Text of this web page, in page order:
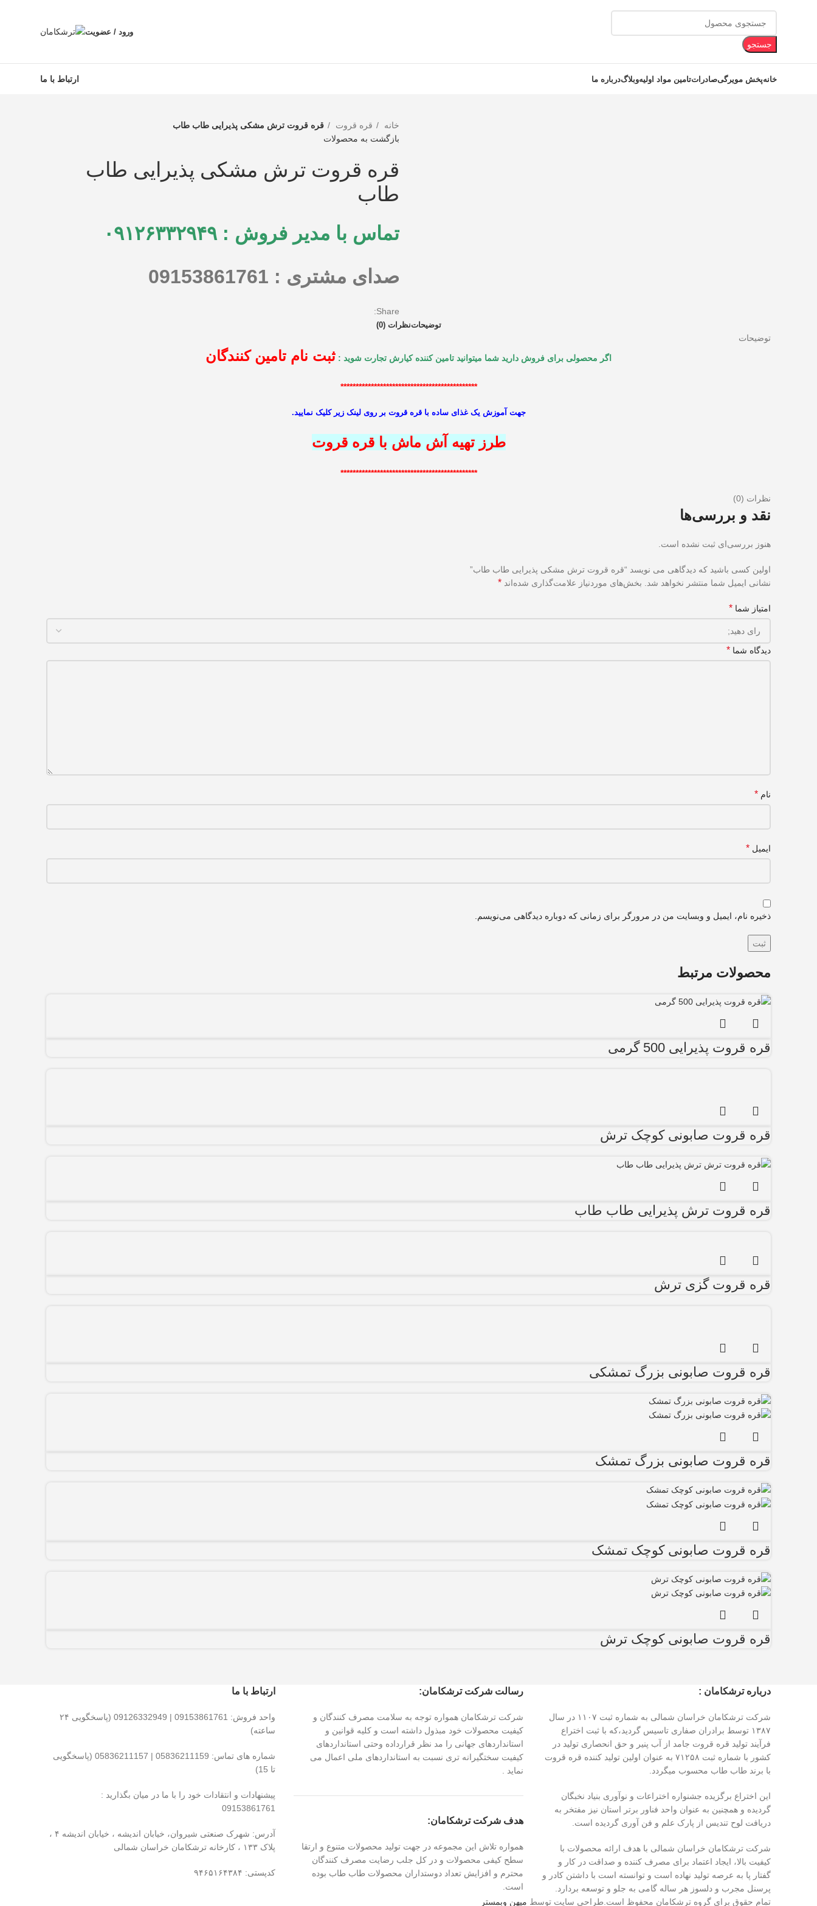
جستجو
ورود / عضویت
خانهپخش مویرگیصادراتتامین مواد اولیهوبلاگدرباره ما ارتباط با ما
خانه قره قروت
قره قروت ترش مشکی پذیرایی طاب طاب
بازگشت به محصولات
قره قروت ترش مشکی پذیرایی طاب
طاب
تماس با مدیر فروش : ۰۹۱۲۶۳۳۲۹۴۹
صدای مشتری : 09153861761
Share:
توضیحاتنظرات (0)
توضیحات
اگر محصولی برای فروش دارید شما میتوانید تامین کننده کیارش تجارت شوید : ثبت نام تامین کنندگان
*********************************************
جهت آموزش یک غذای ساده با قره قروت بر روی لینک زیر کلیک نمایید.
طرز تهیه آش ماش با قره قروت
*********************************************
نظرات (0)
نقد و بررسی‌ها
هنوز بررسی‌ای ثبت نشده است.
اولین کسی باشید که دیدگاهی می نویسد “قره قروت ترش مشکی پذیرایی طاب طاب”
نشانی ایمیل شما منتشر نخواهد شد.
بخش‌های موردنیاز علامت‌گذاری شده‌اند *
امتیاز شما *
دیدگاه شما *
نام *
ایمیل *
ذخیره نام، ایمیل و وبسایت من در مرورگر برای زمانی که دوباره دیدگاهی می‌نویسم.
محصولات مرتبط
قره قروت پذیرایی 500 گرمی
قره قروت صابونی کوچک ترش
قره قروت ترش پذیرایی طاب طاب
قره قروت گزی ترش
قره قروت صابونی بزرگ تمشکی
قره قروت صابونی بزرگ تمشک
قره قروت صابونی کوچک تمشک
قره قروت صابونی کوچک ترش
درباره ترشکامان :
شرکت ترشکامان خراسان شمالی به شماره ثبت ۱۱۰۷ در سال
۱۳۸۷ توسط برادران صفاری تاسیس گردید،که با ثبت اختراع
فرآیند تولید قره قروت جامد از آب پنیر و حق انحصاری تولید در
کشور با شماره ثبت ۷۱۲۵۸ به عنوان اولین تولید کننده قره قروت
با برند طاب طاب محسوب میگردد.
این اختراع برگزیده جشنواره اختراعات و نوآوری بنیاد نخبگان
گردیده و همچنین به عنوان واحد فناور برتر استان نیز مفتخر به
دریافت لوح تندیس از پارک علم و فن آوری گردیده است.
شرکت ترشکامان خراسان شمالی با هدف ارائه محصولات با
کیفیت بالا، ایجاد اعتماد برای مصرف کننده و صداقت در کار و
گفتار پا به عرصه تولید نهاده است و توانسته است با داشتن کادر و
پرسنل مجرب و دلسوز هر ساله گامی به جلو و توسعه بردارد.
رسالت شرکت ترشکامان:
شرکت ترشکامان همواره توجه به سلامت مصرف کنندگان و
کیفیت محصولات خود مبذول داشته است و کلیه قوانین و
استانداردهای جهانی را مد نظر قرارداده وحتی استانداردهای
کیفیت سختگیرانه تری نسبت به استانداردهای ملی اعمال می
نماید .
هدف شرکت ترشکامان:
همواره تلاش این مجموعه در جهت تولید محصولات متنوع و ارتقا
سطح کیفی محصولات و در کل جلب رضایت مصرف کنندگان
محترم و افزایش تعداد دوستداران محصولات طاب طاب بوده
است.
ارتباط با ما
واحد فروش: 09153861761 | 09126332949 (پاسخگویی ۲۴
ساعته)
شماره های تماس: 05836211159 | 05836211157 (پاسخگویی
تا 15)
پیشنهادات و انتقادات خود را با ما در میان بگذارید :
09153861761
آدرس: شهرک صنعتی شیروان، خیابان اندیشه ، خیابان اندیشه ۴ ،
پلاک ۱۳۳ ، کارخانه ترشکامان خراسان شمالی
کدپستی: ۹۴۶۵۱۶۴۳۸۴
تمام حقوق برای گروه ترشکامان محفوظ است.طراحی سایت توسط میهن وبمستر